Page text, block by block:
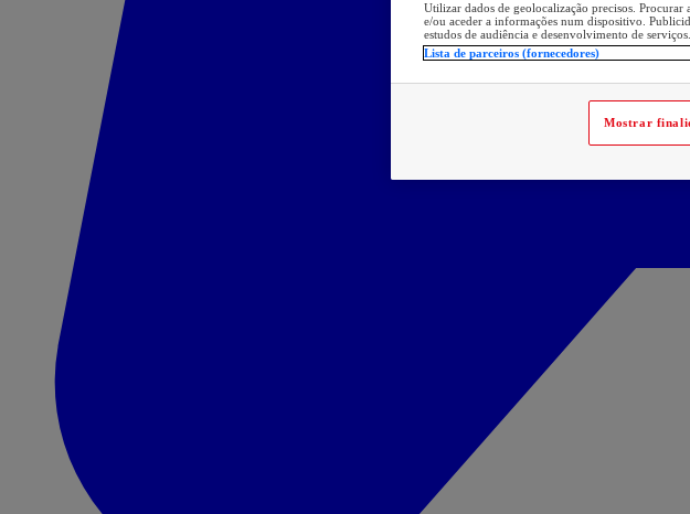
Utilizar dados de geolocalização precisos.
e/ou aceder a informações num dispositivo.
estudos de audiência e desenvolvimento de serviços.
Lista de parceiros (fornecedores)
Mostrar